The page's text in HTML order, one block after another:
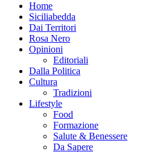
Home
Siciliabedda
Dai Territori
Rosa Nero
Opinioni
Editoriali
Dalla Politica
Cultura
Tradizioni
Lifestyle
Food
Formazione
Salute & Benessere
Da Sapere